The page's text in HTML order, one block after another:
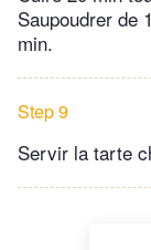
Saupoudrer de
min.
Step 9
Servir la tarte